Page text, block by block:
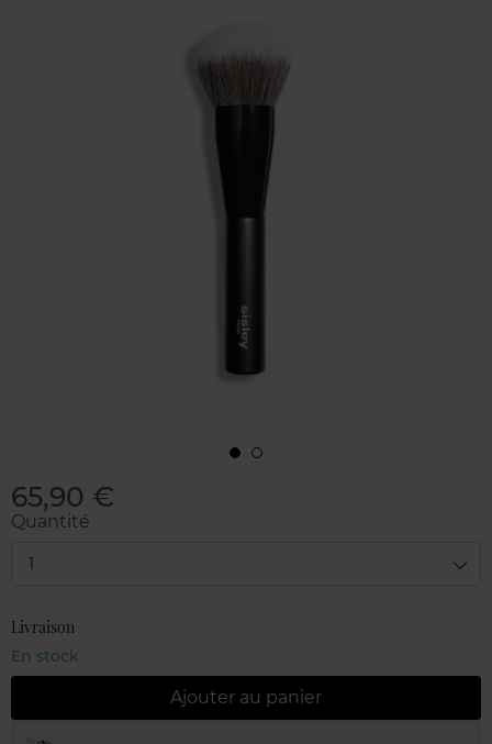
65,90 €
Quantité
1
Livraison
En stock
Ajouter au panier